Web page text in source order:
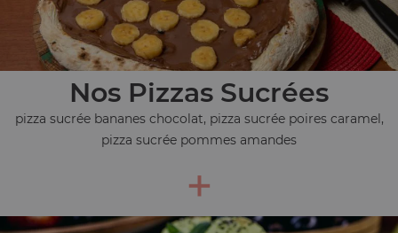
Nos Pizzas Sucrées
pizza sucrée bananes chocolat, pizza sucrée poires caramel,
pizza sucrée pommes amandes
+